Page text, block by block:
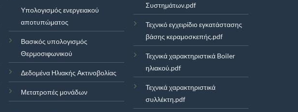
Υπολογισμός ενεργειακού
αποτυπώματος
Βασικός υπολογισμός
Θερμοσιφωνικού
Δεδομένα Ηλιακής Ακτινοβολίας
Μετατροπές μονάδων
Συστημάτων.pdf
Τεχνικό εγχειρίδιο εγκατάστασης
βάσης κεραμοσκεπής.pdf
Τεχνικά χαρακτηριστικά Boiler
ηλιακού.pdf
Τεχνικά χαρακτηριστικά
συλλέκτη.pdf